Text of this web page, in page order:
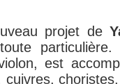
projet de
est
cuivres,